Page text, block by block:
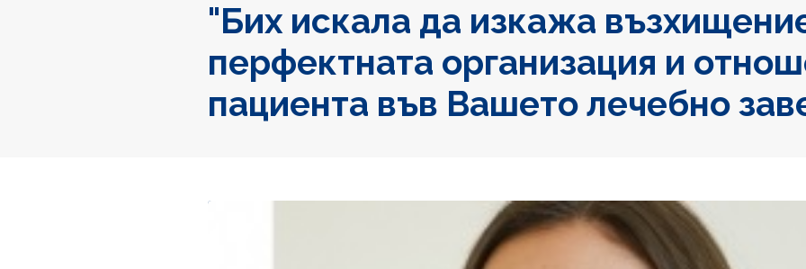
"Бих искала да изкажа
перфектната организация и
пациента във Вашето лечебно